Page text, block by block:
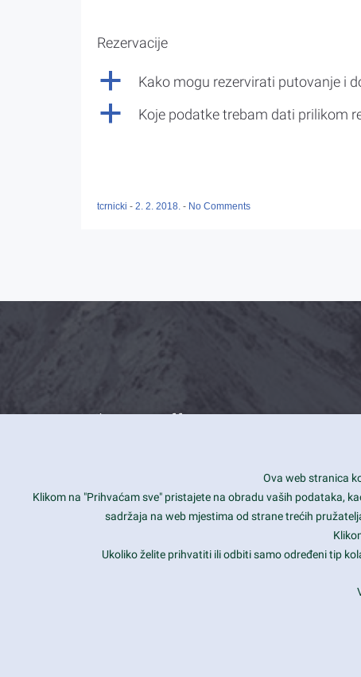
Rezervacije
a Kako mogu rezervirati putovanje i
a Koje podatke trebam dati prilikom
tcrnicki - 2. 2. 2018. - No Comments
What we offer
Is your website user friendly?
Ark offers weekly stunning designs.
Why our customers love Ark?
Ova web stranica
Klikom na "Prihvaćam sve" pristajete na obradu vaših podataka,
sadržaja na web mjestima od strane trećih
Ukoliko želite prihvatiti ili odbiti samo određeni tip